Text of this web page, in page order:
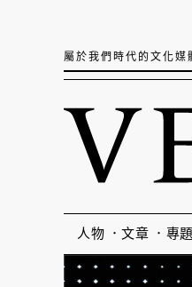
屬於我們時代的文化媒
人物 文章 專題